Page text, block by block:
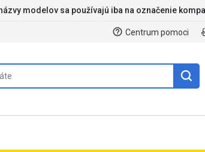
modelov sa používajú iba na označenie
Centrum pomoci